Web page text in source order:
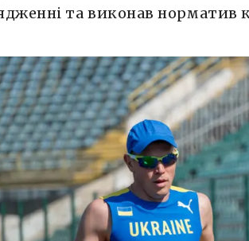
та виконав норматив